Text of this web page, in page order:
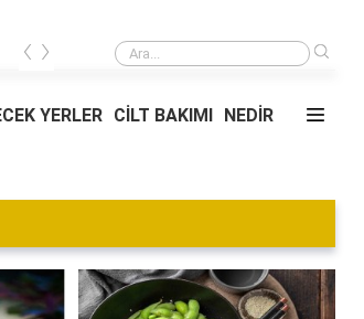
Harçlar Vergi Dairesi Müdürlüğü nereye taşındı?
‹ ›
YERLER CİLT BAKIMI NEDİR